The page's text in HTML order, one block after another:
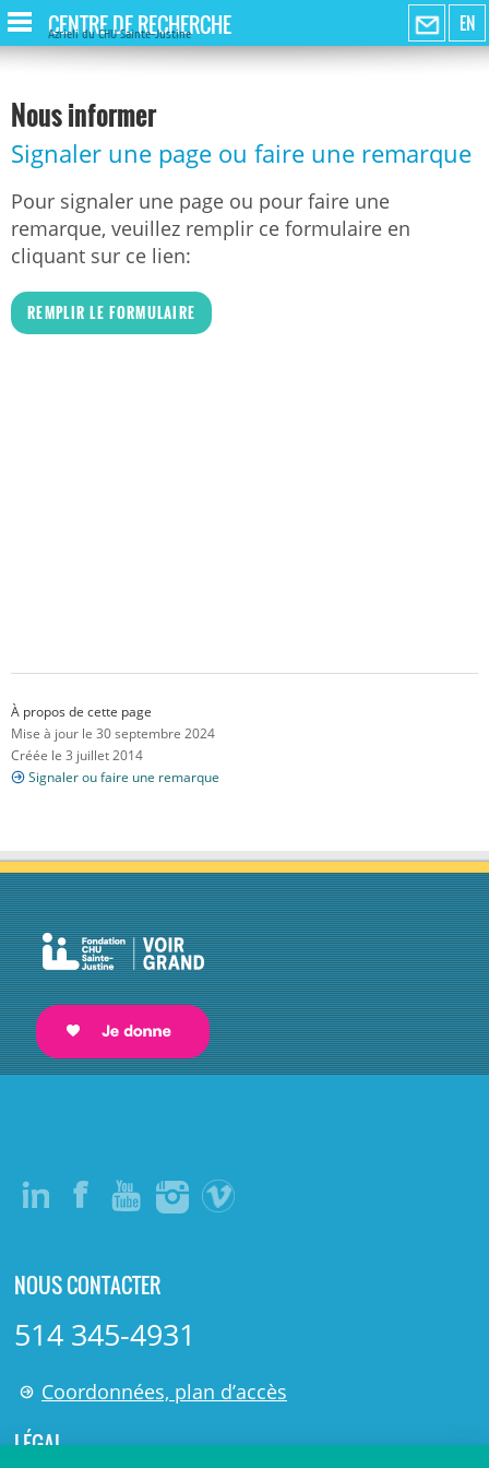
EN
CENTRE DE RECHERCHE
Azrieli du CHU Sainte-Justine
Nous informer
Signaler une page ou faire une remarque
Pour signaler une page ou pour faire une
remarque, veuillez remplir ce formulaire en
cliquant sur ce lien:
REMPLIR LE FORMULAIRE
À propos de cette page
Mise à jour le 30 septembre 2024
Créée le 3 juillet 2014
Signaler ou faire une remarque
NOUS CONTACTER
514 345-4931
Coordonnées, plan d’accès
LÉGAL